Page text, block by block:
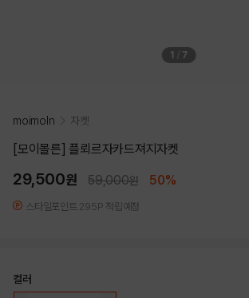
1 7
moimoln 자켓
[모이몰른] 플뢰르자카드져지자켓
29,500원 59,000원 50%
스타일포인트 295P 적립예정
컬러